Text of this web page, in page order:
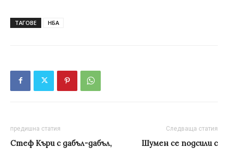
ТАГОВЕ НБА
предишна статия
Стеф Къри с дабъл-дабъл,
Следваща статия
Шумен се подсили с